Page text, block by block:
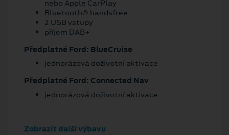
nebo Apple CarPlay
Bluetooth® handsfree
2 USB vstupy
příjem DAB+
Předplatné Ford: BlueCruise
jednorázová doživotní aktivace
Předplatné Ford: Connected Nav
jednorázová doživotní aktivace
Zobrazit další výbavu